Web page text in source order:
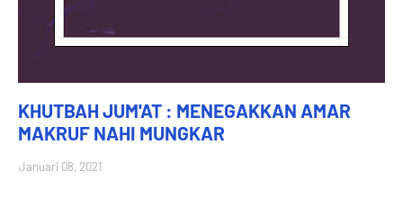
KHUTBAH JUM'AT : MENEGAKKAN AMAR
MAKRUF NAHI MUNGKAR
Januari 08, 2021